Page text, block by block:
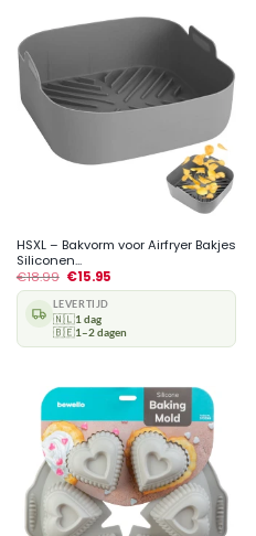
HSXL – Bakvorm voor Airfryer Bakjes
Siliconen...
€18.99 €15.95
LEVERTIJD
🇳🇱1 dag
🇧🇪1–2 dagen